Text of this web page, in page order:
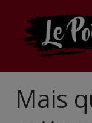
Mais